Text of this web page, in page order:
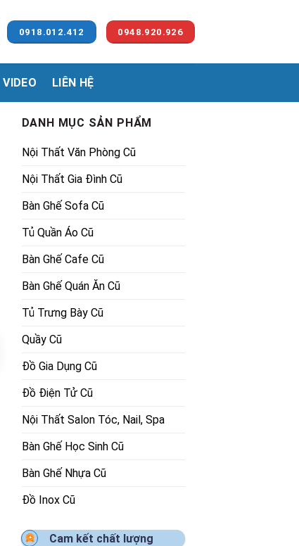
0918.012.412 0948.920.926
VIDEO LIÊN HỆ
DANH MỤC SẢN PHẨM
Nội Thất Văn Phòng Cũ
Nội Thất Gia Đình Cũ
Bàn Ghế Sofa Cũ
Tủ Quần Áo Cũ
Bàn Ghế Cafe Cũ
Bàn Ghế Quán Ăn Cũ
Tủ Trưng Bày Cũ
Quầy Cũ
Đồ Gia Dụng Cũ
Đồ Điện Tử Cũ
Nội Thất Salon Tóc, Nail, Spa
Bàn Ghế Học Sinh Cũ
Bàn Ghế Nhựa Cũ
Đồ Inox Cũ
Cam kết chất lượng